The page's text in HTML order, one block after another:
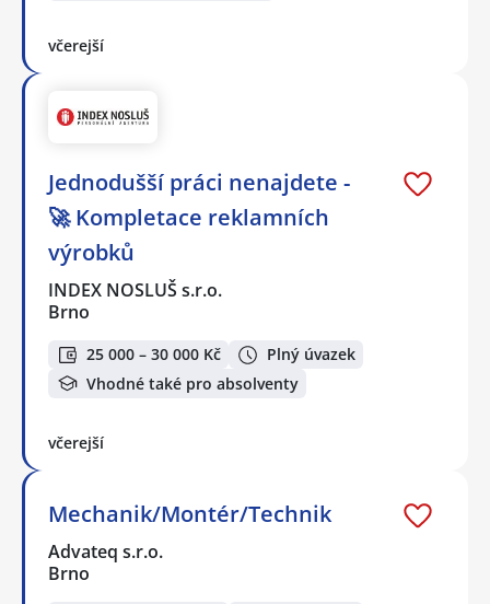
včerejší
Jednodušší práci nenajdete -
🚀 Kompletace reklamních
výrobků
INDEX NOSLUŠ s.r.o.
Brno
25 000 – 30 000 Kč
Plný úvazek
Vhodné také pro absolventy
včerejší
Mechanik/Montér/Technik
Advateq s.r.o.
Brno